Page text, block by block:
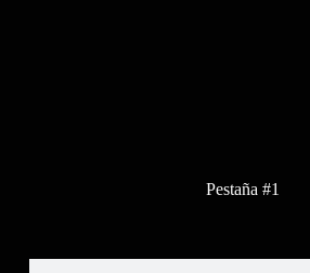
Pestaña #1